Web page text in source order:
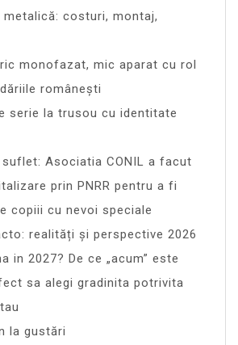
metalică: costuri, montaj,
monofazat, mic aparat cu rol
românești
serie la trusou cu identitate
Asociatia CONIL a facut
prin PNRR pentru a fi
copiii cu nevoi speciale
realități și perspective 2026
in 2027? De ce „acum” este
sa alegi gradinita potrivita
la gustări